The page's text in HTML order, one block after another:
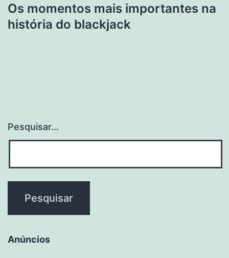
Os momentos mais importantes na
história do blackjack
Pesquisar…
Anúncios